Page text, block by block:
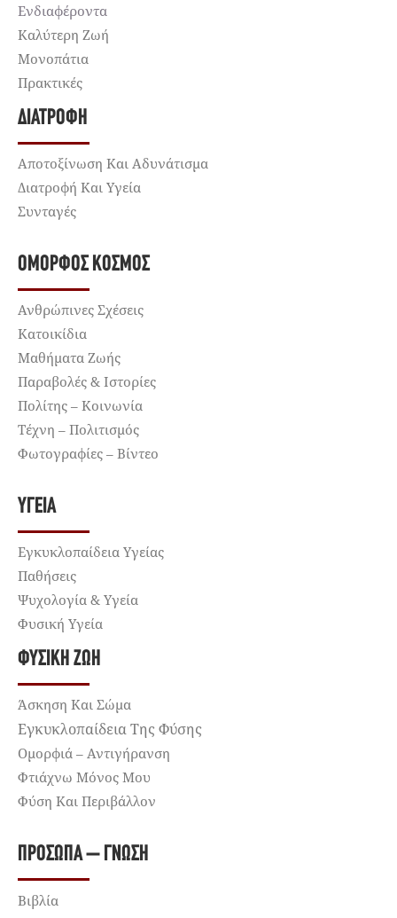
Ενδιαφέροντα
Καλύτερη Ζωή
Μονοπάτια
Πρακτικές
ΔΙΑΤΡΟΦΉ
Αποτοξίνωση Και Αδυνάτισμα
Διατροφή Και Υγεία
Συνταγές
ΌΜΟΡΦΟΣ ΚΌΣΜΟΣ
Ανθρώπινες Σχέσεις
Κατοικίδια
Μαθήματα Ζωής
Παραβολές & Ιστορίες
Πολίτης – Κοινωνία
Τέχνη – Πολιτισμός
Φωτογραφίες – Βίντεο
ΥΓΕΊΑ
Εγκυκλοπαίδεια Υγείας
Παθήσεις
Ψυχολογία & Υγεία
Φυσική Υγεία
ΦΥΣΙΚΉ ΖΩΉ
Άσκηση Και Σώμα
Εγκυκλοπαίδεια Της Φύσης
Ομορφιά – Αντιγήρανση
Φτιάχνω Μόνος Μου
Φύση Και Περιβάλλον
ΠΡΌΣΩΠΑ – ΓΝΏΣΗ
Βιβλία